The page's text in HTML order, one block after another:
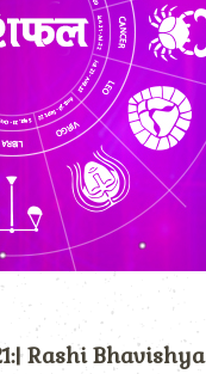
Rashi Bhavishya